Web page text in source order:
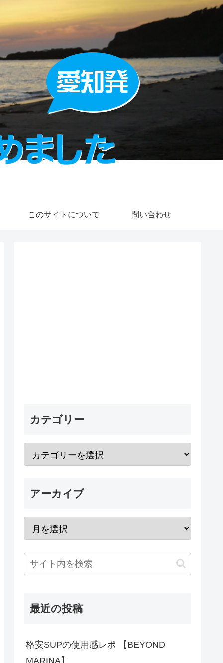
このサイトについて 問い合わせ
カテゴリー
アーカイブ
最近の投稿
格安SUPの使用感レポ 【BEYOND
MARINA】